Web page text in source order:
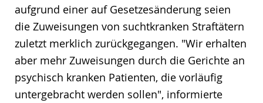
aufgrund einer auf Gesetzesänderung seien
die Zuweisungen von suchtkranken Straftätern
zuletzt merklich zurückgegangen. "Wir erhalten
aber mehr Zuweisungen durch die Gerichte an
psychisch kranken Patienten, die vorläufig
untergebracht werden sollen", informierte